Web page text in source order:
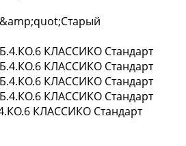
КЛАССИКО Стандарт